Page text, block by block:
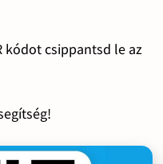
kódot csippantsd le az